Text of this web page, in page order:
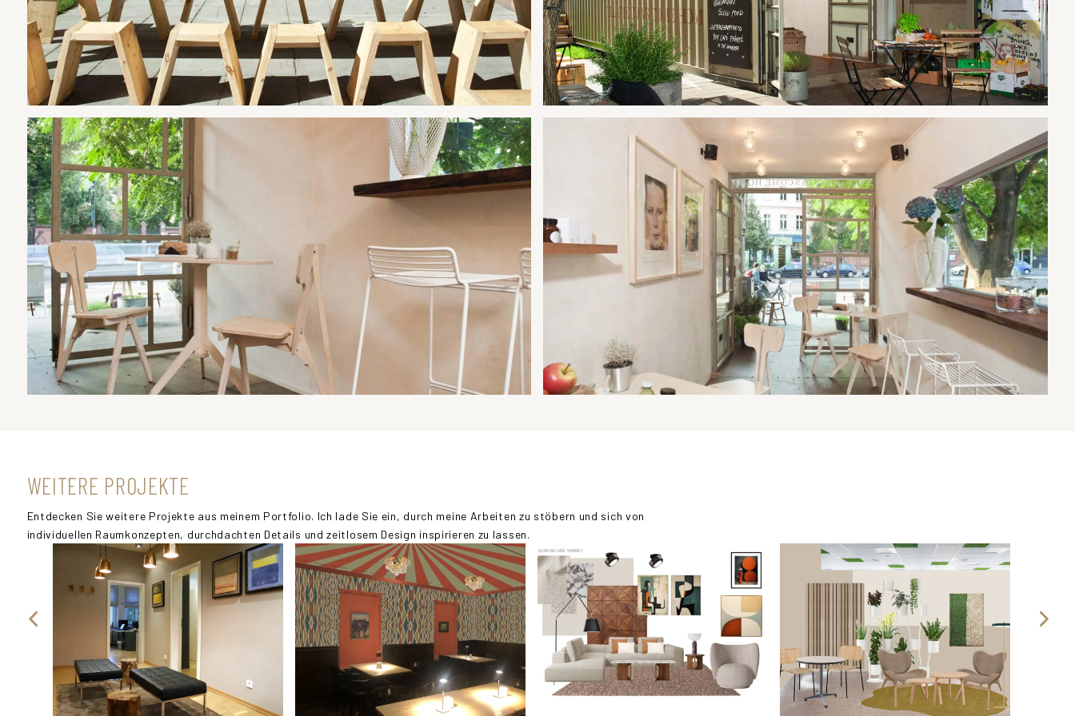
WEITERE PROJEKTE
Entdecken Sie weitere Projekte aus meinem Portfolio. Ich lade Sie ein, durch meine Arbeiten zu stöbern und sich von
individuellen Raumkonzepten, durchdachten Details und zeitlosem Design inspirieren zu lassen.